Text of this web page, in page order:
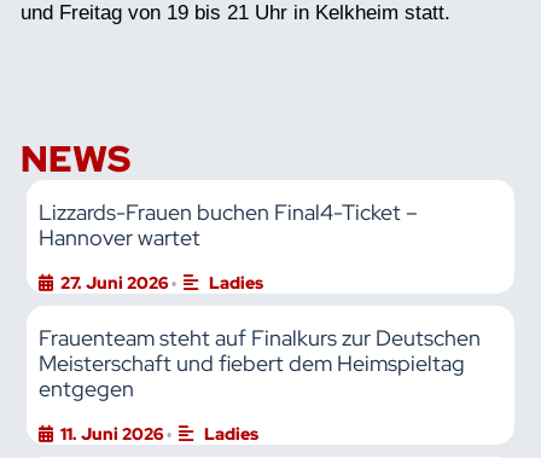
und Freitag von 19 bis 21 Uhr in Kelkheim statt.
NEWS
Lizzards-Frauen buchen Final4-Ticket –
Hannover wartet
27. Juni 2026 • Ladies
Frauenteam steht auf Finalkurs zur Deutschen
Meisterschaft und fiebert dem Heimspieltag
entgegen
11. Juni 2026 • Ladies